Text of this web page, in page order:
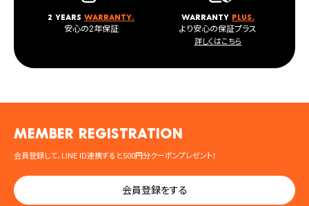
2 years warranty.
安心の2年保証
warranty plus.
より安心の保証プラス
詳しくはこちら
MEMBER registration
会員登録して、LINE ID連携すると500円分クーポンプレゼント！
会員登録をする